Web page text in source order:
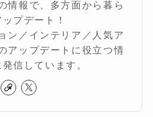
情報で、多方面から暮ら
ップデート！
ン／インテリア／人気ア
アップデートに役立つ情
信しています。